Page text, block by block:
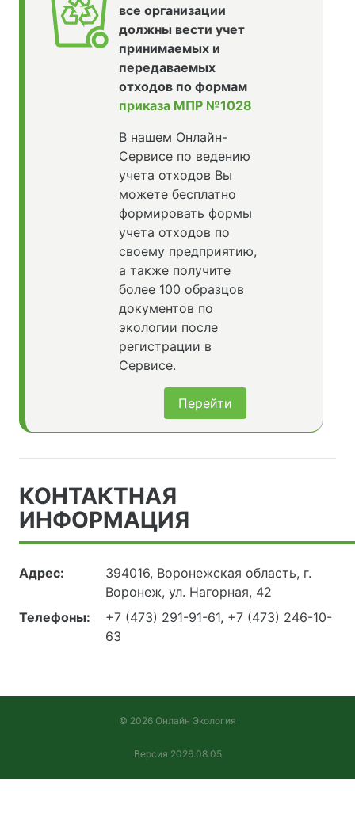
все организации
должны вести учет
принимаемых и
передаваемых
отходов по формам
приказа МПР №1028
В нашем Онлайн-
Сервисе по ведению
учета отходов Вы
можете бесплатно
формировать формы
учета отходов по
своему предприятию,
а также получите
более 100 образцов
документов по
экологии после
регистрации в
Сервисе.
Перейти
КОНТАКТНАЯ
ИНФОРМАЦИЯ
Адрес:
394016, Воронежская область, г.
Воронеж, ул. Нагорная, 42
Телефоны:
+7 (473) 291-91-61, +7 (473) 246-10-
63
© 2026 Онлайн Экология
Версия 2026.08.05